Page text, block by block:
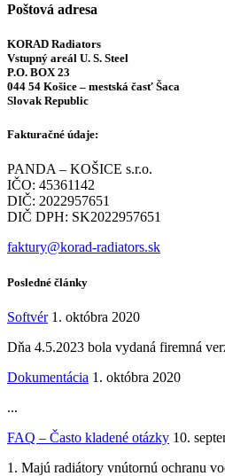
Poštová adresa
KORAD Radiators
Vstupný areál U. S. Steel
P.O. BOX 23
044 54 Košice – mestská časť Šaca
Slovak Republic
Fakturačné údaje:
PANDA – KOŠICE s.r.o.
IČO: 45361142
DIČ: 2022957651
DIČ DPH: SK2022957651
faktury@korad-radiators.sk
Posledné články
Softvér 1. októbra 2020
Dňa 4.5.2023 bola vydaná firemná
Dokumentácia 1. októbra 2020
...
FAQ – Často kladené otázky 10.
1. Majú radiátory vnútornú ochranu